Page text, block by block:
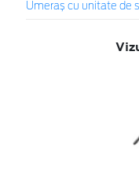
Umeraș cu unitate de